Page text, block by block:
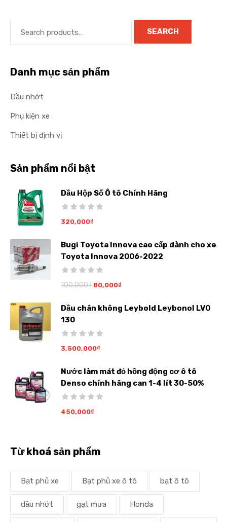
SEARCH
Danh mục sản phẩm
Dầu nhớt
Phụ kiện xe
Thiết bị định vị
Sản phẩm nổi bật
Dầu Hộp Số Ô tô Chính Hãng
320,000₫
Bugi Toyota Innova cao cấp dành cho xe
Toyota Innova 2006-2022
100,000₫ 80,000₫
Dầu chân không Leybold Leybonol LVO
130
3,500,000₫
Nước làm mát đỏ hồng động cơ ô tô
Denso chính hãng can 1-4 lít 30-50%
450,000₫
Từ khoá sản phẩm
Bạt phủ xe Bạt phủ xe ô tô bạt ô tô
dầu nhớt gạt mưa Honda